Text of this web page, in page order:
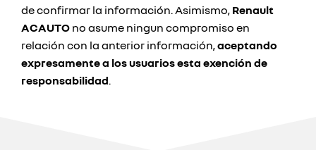
de confirmar la información. Asimismo, Renault
ACAUTO no asume ningun compromiso en
relación con la anterior información,aceptando
expresamente a los usuarios esta exención de
responsabilidad.